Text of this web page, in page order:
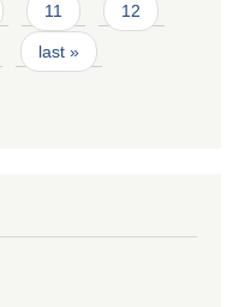
11 12
last »